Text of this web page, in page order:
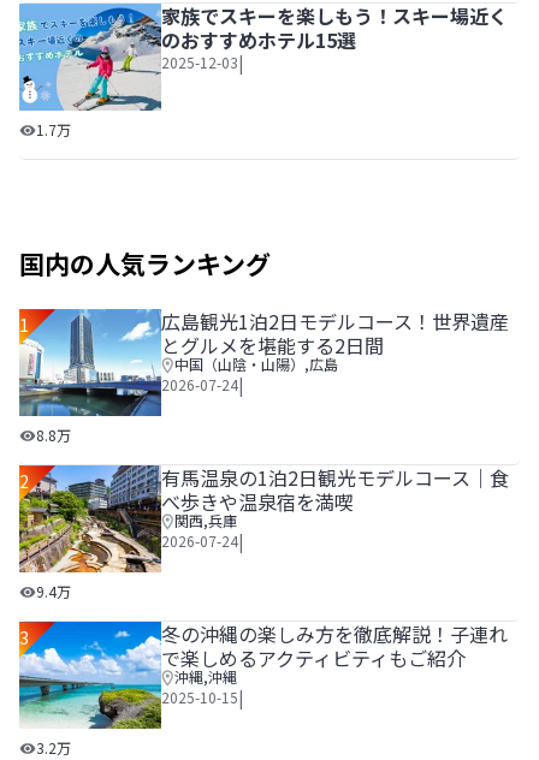
家族でスキーを楽しもう！スキー場近くのおすすめホテル
1.7万
家族でスキーを楽しもう！スキー場近く
のおすすめホテル15選
2025-12-03|
国内の人気ランキング
1
広島観光1泊2日モデルコース！世界遺産とグルメを堪能す
8.8万
広島観光1泊2日モデルコース！世界遺産
とグルメを堪能する2日間
中国（山陰・山陽） ,広島
2026-07-24|
2
有馬温泉の1泊2日観光モデルコース｜食べ歩きや温泉宿を
9.4万
有馬温泉の1泊2日観光モデルコース｜食
べ歩きや温泉宿を満喫
関西,兵庫
2026-07-24|
3
冬の沖縄の楽しみ方を徹底解説！子連れで楽しめるアクテ
3.2万
冬の沖縄の楽しみ方を徹底解説！子連れ
で楽しめるアクティビティもご紹介
沖縄,沖縄
2025-10-15|